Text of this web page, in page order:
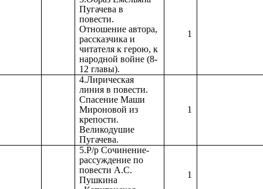
Пугачева в
повести.
Отношение автора,
рассказчика и
читателя к герою, к
народной войне (8-
12 главы).
1
4.Лирическая
линия в повести.
Спасение Маши
Мироновой из
крепости.
Великодушие
Пугачева.
1
5.Р/р Сочинение-
рассуждение по
повести А.С.
Пушкина
1